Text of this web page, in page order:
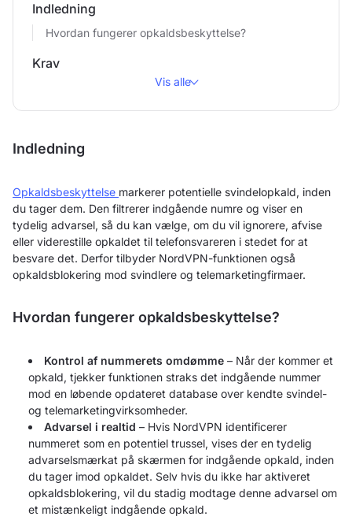
Indledning
Hvordan fungerer opkaldsbeskyttelse?
Krav
Vis alle
Indledning
Opkaldsbeskyttelse markerer potentielle svindelopkald, inden
du tager dem. Den filtrerer indgående numre og viser en
tydelig advarsel, så du kan vælge, om du vil ignorere, afvise
eller viderestille opkaldet til telefonsvareren i stedet for at
besvare det. Derfor tilbyder NordVPN-funktionen også
opkaldsblokering mod svindlere og telemarketingfirmaer.
Hvordan fungerer opkaldsbeskyttelse?
Kontrol af nummerets omdømme – Når der kommer et
opkald, tjekker funktionen straks det indgående nummer
mod en løbende opdateret database over kendte svindel-
og telemarketingvirksomheder.
Advarsel i realtid – Hvis NordVPN identificerer
nummeret som en potentiel trussel, vises der en tydelig
advarselsmærkat på skærmen for indgående opkald, inden
du tager imod opkaldet. Selv hvis du ikke har aktiveret
opkaldsblokering, vil du stadig modtage denne advarsel om
et mistænkeligt indgående opkald.